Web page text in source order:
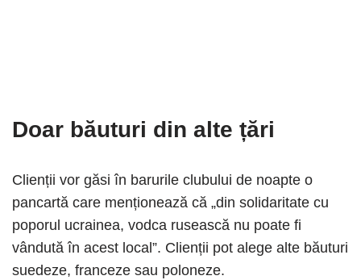
Doar băuturi din alte țări
Clienții vor găsi în barurile clubului de noapte o
pancartă care menționează că „din solidaritate cu
poporul ucrainea, vodca rusească nu poate fi
vândută în acest local”. Clienții pot alege alte băuturi
suedeze, franceze sau poloneze.